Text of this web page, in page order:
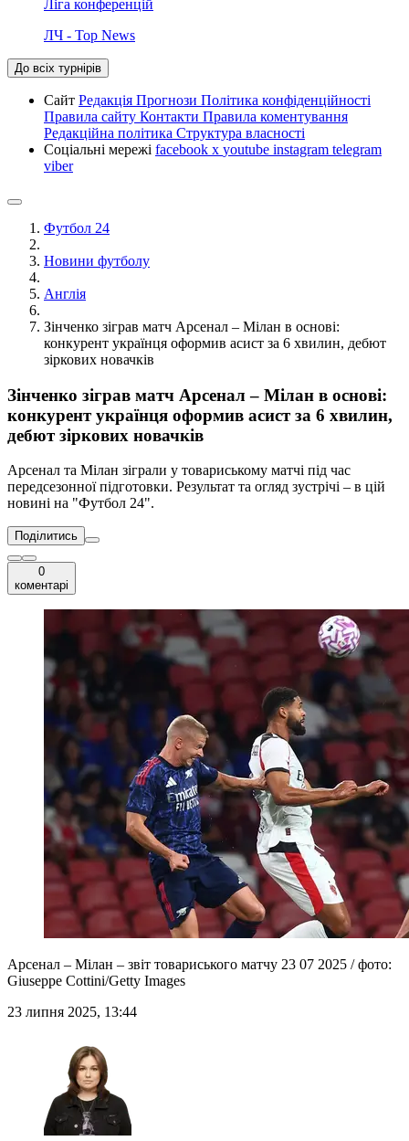
Ліга конференцій
ЛЧ - Top News
До всіх турнірів
Сайт Редакція Прогнози Політика конфіденційності
Правила сайту Контакти Правила коментування
Редакційна політика Структура власності
Соціальні мережі facebook x youtube instagram telegram
viber
Футбол 24
Новини футболу
Англія
Зінченко зіграв матч Арсенал – Мілан в основі:
конкурент українця оформив асист за 6 хвилин, дебют
зіркових новачків
Зінченко зіграв матч Арсенал – Мілан в основі:
конкурент українця оформив асист за 6 хвилин,
дебют зіркових новачків
Арсенал та Мілан зіграли у товариському матчі під час
передсезонної підготовки. Результат та огляд зустрічі – в цій
новині на "Футбол 24".
Поділитись
0
коментарі
Арсенал – Мілан – звіт товариського матчу 23 07 2025 / фото:
Giuseppe Cottini/Getty Images
23 липня 2025, 13:44